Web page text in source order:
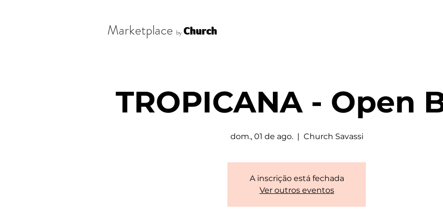
Marketplace byChurch
TROPICANA - Open
dom., 01 de ago.
  |
Church Savassi
A inscrição está fechada
Ver outros eventos